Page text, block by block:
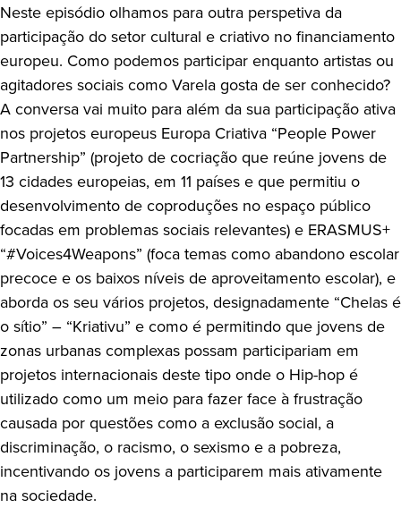
Neste episódio olhamos para outra perspetiva da
participação do setor cultural e criativo no financiamento
europeu. Como podemos participar enquanto artistas ou
agitadores sociais como Varela gosta de ser conhecido?
A conversa vai muito para além da sua participação ativa
nos projetos europeus Europa Criativa “People Power
Partnership” (projeto de cocriação que reúne jovens de
13 cidades europeias, em 11 países e que permitiu o
desenvolvimento de coproduções no espaço público
focadas em problemas sociais relevantes) e ERASMUS+
“#Voices4Weapons” (foca temas como abandono escolar
precoce e os baixos níveis de aproveitamento escolar), e
aborda os seu vários projetos, designadamente “Chelas é
o sítio” – “Kriativu” e como é permitindo que jovens de
zonas urbanas complexas possam participariam em
projetos internacionais deste tipo onde o Hip-hop é
utilizado como um meio para fazer face à frustração
causada por questões como a exclusão social, a
discriminação, o racismo, o sexismo e a pobreza,
incentivando os jovens a participarem mais ativamente
na sociedade.